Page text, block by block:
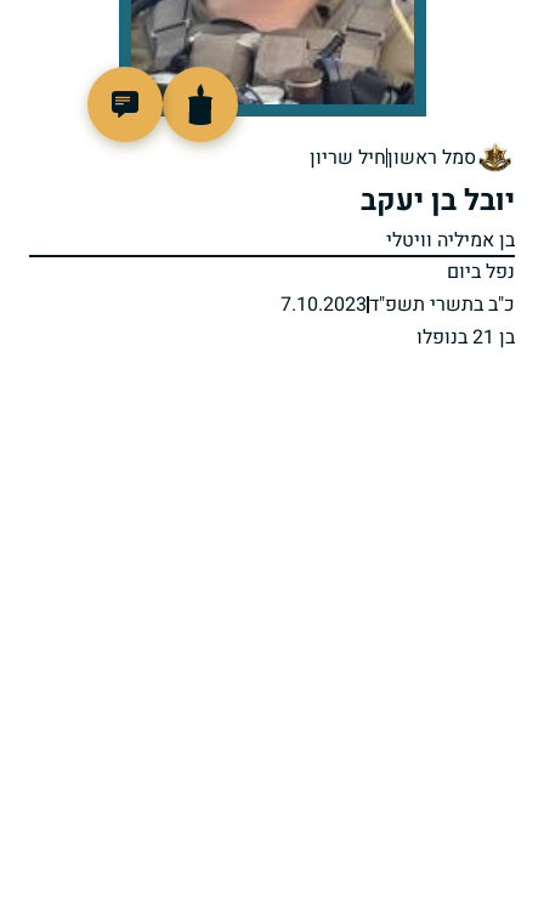
סמל ראשוןחיל שריון
יובל בן יעקב
בן אמיליה וויטלי
נפל ביום
כ"ב בתשרי תשפ"ד7.10.2023
בן 21 בנופלו